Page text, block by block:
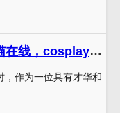
雪晴astra神社猫在线，cosplay美图制作精美，成为粉丝们追捧的原因！
，作为一位具有才华和